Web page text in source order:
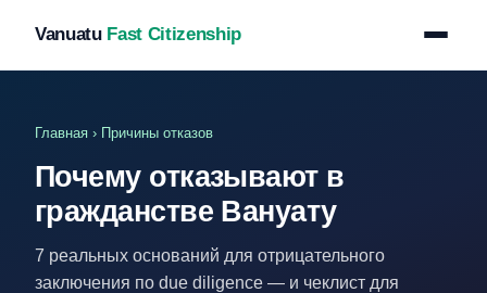
Vanuatu Fast Citizenship
Главная › Причины отказов
Почему отказывают в
гражданстве Вануату
7 реальных оснований для отрицательного
заключения по due diligence — и чеклист для